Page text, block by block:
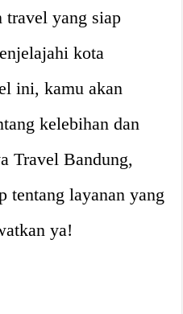
travel yang siap
kota
ini, kamu akan
kelebihan dan
Travel Bandung,
tentang layanan yang
ya!